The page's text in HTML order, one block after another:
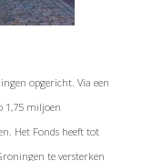
opgericht. Via een
1,75 miljoen
Het Fonds heeft tot
te versterken